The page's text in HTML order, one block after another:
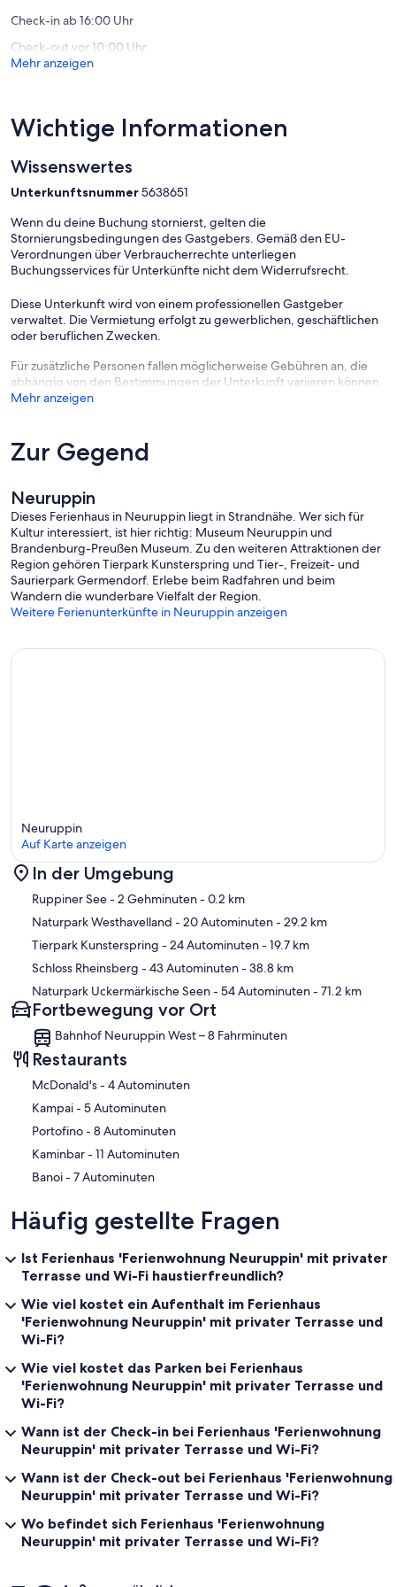
Check-in ab 16:00 Uhr
Check-out vor 10:00 Uhr
Mehr anzeigen
Wichtige Informationen
Wissenswertes
Unterkunftsnummer5638651
Wenn du deine Buchung stornierst, gelten die
Stornierungsbedingungen des Gastgebers. Gemäß den EU-
Verordnungen über Verbraucherrechte unterliegen
Buchungsservices für Unterkünfte nicht dem Widerrufsrecht.
Diese Unterkunft wird von einem professionellen Gastgeber
verwaltet. Die Vermietung erfolgt zu gewerblichen, geschäftlichen
oder beruflichen Zwecken.
Für zusätzliche Personen fallen möglicherweise Gebühren an, die
abhängig von den Bestimmungen der Unterkunft variieren können.
Mehr anzeigen
Zur Gegend
Neuruppin
Dieses Ferienhaus in Neuruppin liegt in Strandnähe. Wer sich für
Kultur interessiert, ist hier richtig: Museum Neuruppin und
Brandenburg-Preußen Museum. Zu den weiteren Attraktionen der
Region gehören Tierpark Kunsterspring und Tier-, Freizeit- und
Saurierpark Germendorf. Erlebe beim Radfahren und beim
Wandern die wunderbare Vielfalt der Region.
Weitere Ferienunterkünfte in Neuruppin anzeigen
Karte
Neuruppin
Auf Karte anzeigen
In der Umgebung
Ruppiner See- 2 Gehminuten- 0.2 km
Naturpark Westhavelland - 20 Autominuten- 29.2 km
Tierpark Kunsterspring - 24 Autominuten- 19.7 km
Schloss Rheinsberg - 43 Autominuten- 38.8 km
Naturpark Uckermärkische Seen- 54 Autominuten- 71.2 km
Fortbewegung vor Ort
Bahnhof Neuruppin West – 8 Fahrminuten
Restaurants
‪McDonald's - ‬4 Autominuten
‪Kampai - ‬5 Autominuten
‪Portofino - ‬8 Autominuten
‪Kaminbar - ‬11 Autominuten
‪Banoi - ‬7 Autominuten
Häufig gestellte Fragen
Ist Ferienhaus 'Ferienwohnung Neuruppin' mit privater
Terrasse und Wi-Fi haustierfreundlich?
Wie viel kostet ein Aufenthalt im Ferienhaus
'Ferienwohnung Neuruppin' mit privater Terrasse und
Wi-Fi?
Wie viel kostet das Parken bei Ferienhaus
'Ferienwohnung Neuruppin' mit privater Terrasse und
Wi-Fi?
Wann ist der Check-in bei Ferienhaus 'Ferienwohnung
Neuruppin' mit privater Terrasse und Wi-Fi?
Wann ist der Check-out bei Ferienhaus 'Ferienwohnung
Neuruppin' mit privater Terrasse und Wi-Fi?
Wo befindet sich Ferienhaus 'Ferienwohnung
Neuruppin' mit privater Terrasse und Wi-Fi?
Bewertungen